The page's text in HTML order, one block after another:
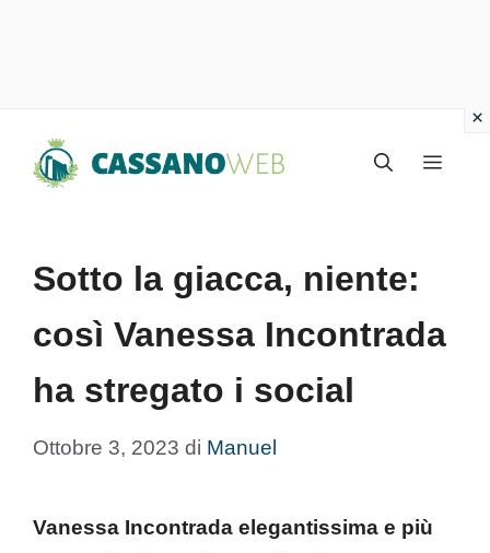
Menu
Sotto la giacca, niente:
così Vanessa Incontrada
ha stregato i social
Ottobre 3, 2023 di Manuel
Vanessa Incontrada elegantissima e più